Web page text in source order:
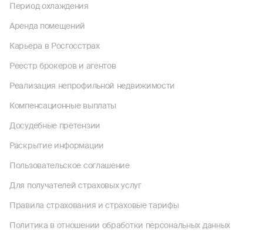
Период охлаждения
Аренда помещений
Карьера в Росгосстрах
Реестр брокеров и агентов
Реализация непрофильной недвижимости
Компенсационные выплаты
Досудебные претензии
Раскрытие информации
Пользовательское соглашение
Для получателей страховых услуг
Правила страхования и страховые тарифы
Политика в отношении обработки персональных данных